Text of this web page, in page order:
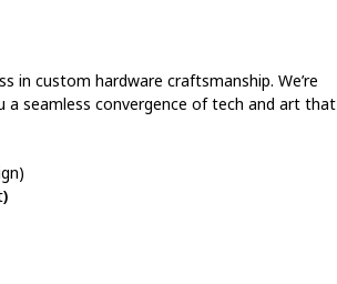
in custom hardware craftsmanship. We’re
seamless convergence of tech and art that
)